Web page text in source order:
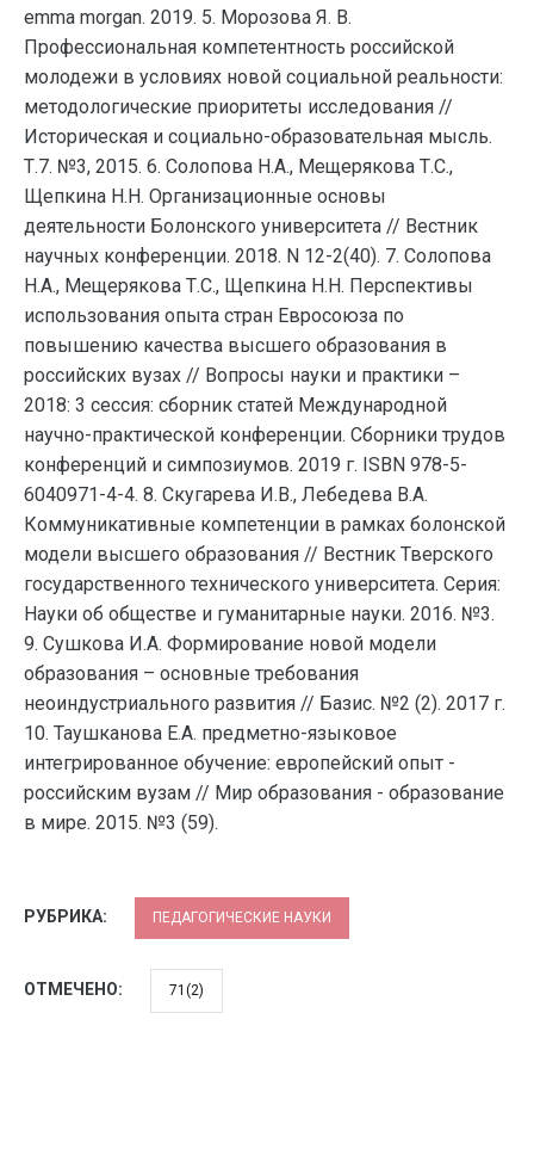
emma morgan. 2019. 5. Морозова Я. В.
Профессиональная компетентность российской
молодежи в условиях новой социальной реальности:
методологические приоритеты исследования //
Историческая и социально-образовательная мысль.
Т.7. №3, 2015. 6. Солопова Н.А., Мещерякова Т.С.,
Щепкина Н.Н. Организационные основы
деятельности Болонского университета // Вестник
научных конференции. 2018. N 12-2(40). 7. Солопова
Н.А., Мещерякова Т.С., Щепкина Н.Н. Перспективы
использования опыта стран Евросоюза по
повышению качества высшего образования в
российских вузах // Вопросы науки и практики –
2018: 3 сессия: сборник статей Международной
научно-практической конференции. Сборники трудов
конференций и симпозиумов. 2019 г. ISBN 978-5-
6040971-4-4. 8. Скугарева И.В., Лебедева В.А.
Коммуникативные компетенции в рамках болонской
модели высшего образования // Вестник Тверского
государственного технического университета. Серия:
Науки об обществе и гуманитарные науки. 2016. №3.
9. Сушкова И.А. Формирование новой модели
образования – основные требования
неоиндустриального развития // Базис. №2 (2). 2017 г.
10. Таушканова Е.А. предметно-языковое
интегрированное обучение: европейский опыт -
российским вузам // Мир образования - образование
в мире. 2015. №3 (59).
РУБРИКА: ПЕДАГОГИЧЕСКИЕ НАУКИ
ОТМЕЧЕНО: 71(2)